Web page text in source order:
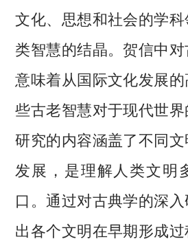
文化、思想和社会的学
类智慧的结晶。贺信中对
意味着从国际文化发展
些古老智慧对于现代世
研究的内容涵盖了不同
发展，是理解人类文明
口。通过对古典学的深
出各个文明在早期形成